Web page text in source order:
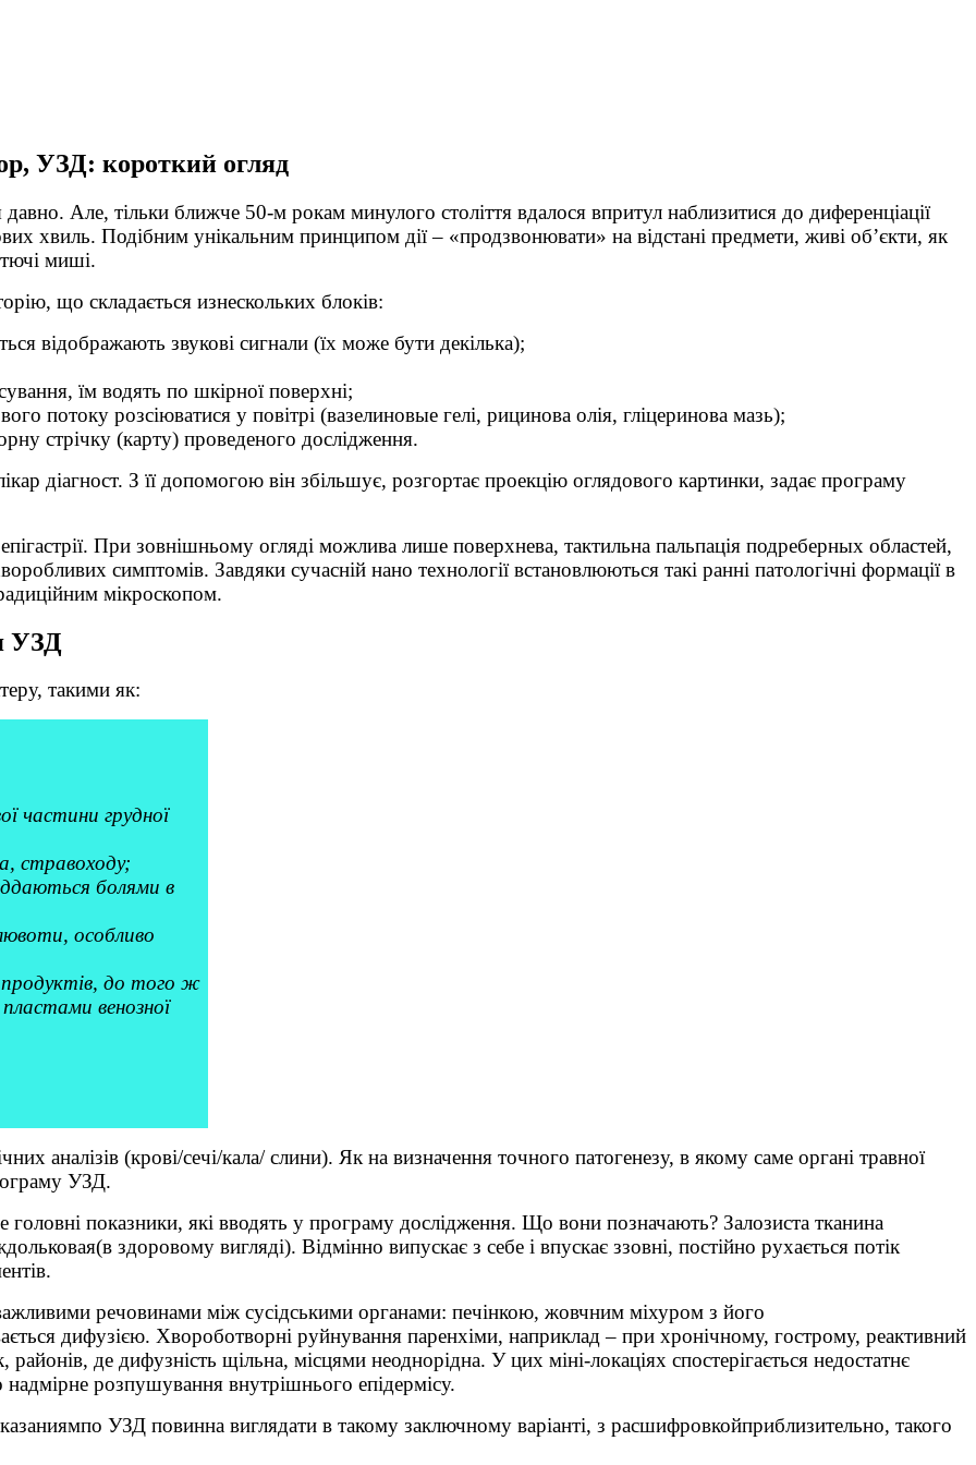
УЗД: короткий огляд
Але, тільки ближче 50-м рокам минулого століття вдалося впритул наблизитися до диференціації
хвиль. Подібним унікальним принципом дії – «продзвонювати» на відстані предмети, живі об’єкти, як
миші.
що складається изнескольких блоків:
відображають звукові сигнали (їх може бути декілька);
їм водять по шкірної поверхні;
потоку розсіюватися у повітрі (вазелиновые гелі, рицинова олія, гліцеринова мазь);
стрічку (карту) проведеного дослідження.
діагност. З її допомогою він збільшує, розгортає проекцію оглядового картинки, задає програму
При зовнішньому огляді можлива лише поверхнева, тактильна пальпація подреберных областей,
симптомів. Завдяки сучасній нано технології встановлюються такі ранні патологічні формації в
мікроскопом.
УЗД
такими як:
частини грудної
стравоходу;
болями в
особливо
продуктів, до того ж
венозної
аналізів (крові/сечі/кала/ слини). Як на визначення точного патогенезу, в якому саме органі травної
УЗД.
головні показники, які вводять у програму дослідження. Що вони позначають? Залозиста тканина
здоровому вигляді). Відмінно випускає з себе і впускає ззовні, постійно рухається потік
речовинами між сусідськими органами: печінкою, жовчним міхуром з його
дифузією. Хвороботворні руйнування паренхіми, наприклад – при хронічному, гострому, реактивний
де дифузність щільна, місцями неоднорідна. У цих міні-локаціях спостерігається недостатнє
надмірне розпушування внутрішнього епідермісу.
УЗД повинна виглядати в такому заключному варіанті, з расшифровкойприблизительно, такого